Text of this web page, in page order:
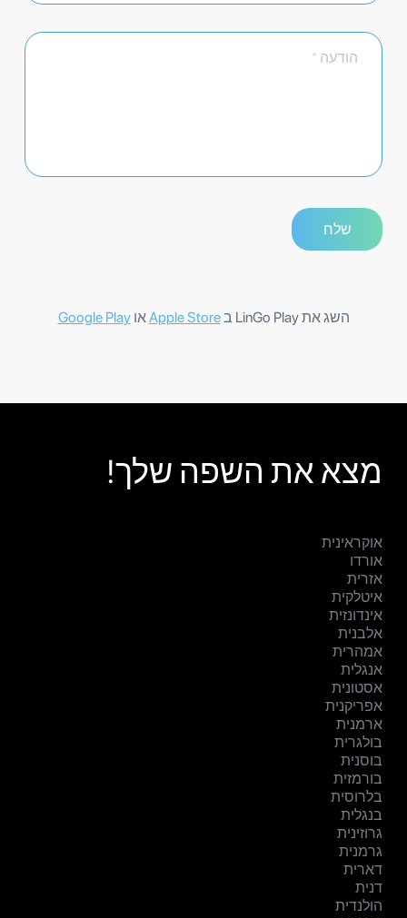
השג את LinGo Play ב Apple StoreאוGoogle Play
מצא את השפה שלך!
אוקראינית
אורדו
אזרית
איטלקית
אינדונזית
אלבנית
אמהרית
אנגלית
אסטונית
אפריקנית
ארמנית
בולגרית
בוסנית
בורמזית
בלרוסית
בנגלית
גרוזינית
גרמנית
דארית
דנית
הולנדית